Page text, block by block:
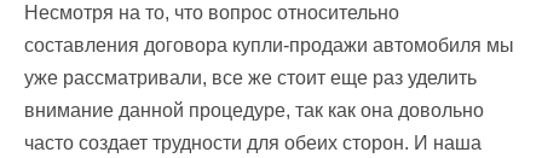
Несмотря на то, что вопрос относительно
составления договора купли-продажи автомобиля мы
уже рассматривали, все же стоит еще раз уделить
внимание данной процедуре, так как она довольно
часто создает трудности для обеих сторон. И наша